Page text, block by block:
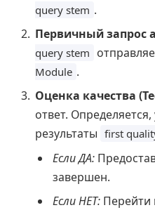
query stem .
Первичный запрос
query stem
Module .
Оценка качества
ответ.
результаты first
Если ДА:
завершен.
Если НЕТ: Перейти